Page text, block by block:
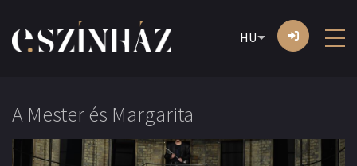
HU
A Mester és Margarita